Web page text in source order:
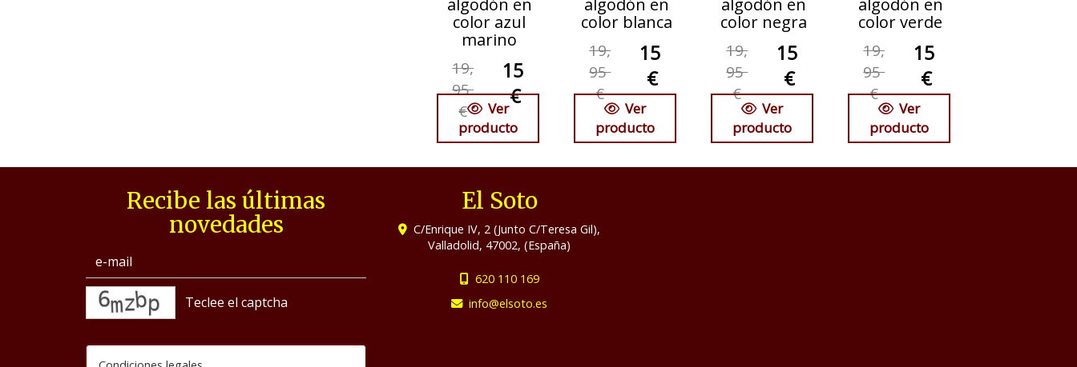
color azul
marino
19,
95
€
15
€
Ver
producto
color blanca
19,
95
€
15
€
Ver
producto
color negra
19,
95
€
15
€
Ver
producto
color verde
19,
95
€
15
€
Ver
producto
Recibe las últimas
novedades
El Soto
C/Enrique IV, 2 (Junto C/Teresa Gil),
Valladolid, 47002,(España)
620 110 169
info
elsoto.es